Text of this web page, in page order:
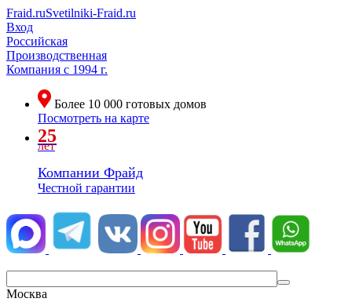
Fraid.ruSvetilniki-Fraid.ru
Вход
Российская
Производственная
Компания с 1994 г.
Более 10 000 готовых домов
Посмотреть на карте
25
лет
Компании Фрайд
Честной гарантии
Москва